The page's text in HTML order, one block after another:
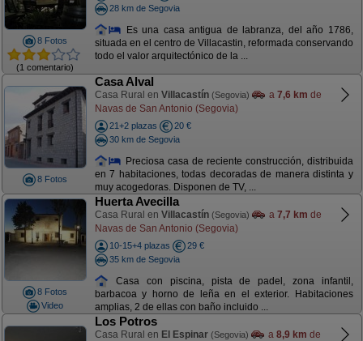
8 Fotos
(1 comentario)
28 km de Segovia
Es una casa antigua de labranza, del año 1786,
situada en el centro de Villacastin, reformada conservando
todo el valor arquitectónico de la ...
8 Fotos
Casa Alval
Casa Rural en Villacastín (Segovia) a 7,6 km de
Navas de San Antonio (Segovia)
21+2 plazas
20 €
30 km de Segovia
Preciosa casa de reciente construcción, distribuida
en 7 habitaciones, todas decoradas de manera distinta y
muy acogedoras. Disponen de TV, ...
8 Fotos
Video
Huerta Avecilla
Casa Rural en Villacastín (Segovia) a 7,7 km de
Navas de San Antonio (Segovia)
10-15+4 plazas
29 €
35 km de Segovia
Casa con piscina, pista de padel, zona infantil,
barbacoa y horno de leña en el exterior. Habitaciones
amplias, 2 de ellas con baño incluido ...
Los Potros
Casa Rural en El Espinar (Segovia) a 8,9 km de